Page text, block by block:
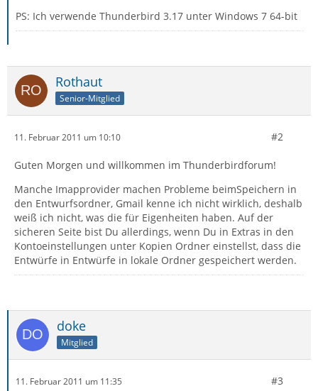
PS: Ich verwende Thunderbird 3.17 unter Windows 7 64-bit
Rothaut
Senior-Mitglied
11. Februar 2011 um 10:10 #2
Guten Morgen und willkommen im Thunderbirdforum!
Manche Imapprovider machen Probleme beimSpeichern in
den Entwurfsordner, Gmail kenne ich nicht wirklich, deshalb
weiß ich nicht, was die für Eigenheiten haben. Auf der
sicheren Seite bist Du allerdings, wenn Du in Extras in den
Kontoeinstellungen unter Kopien Ordner einstellst, dass die
Entwürfe in Entwürfe in lokale Ordner gespeichert werden.
doke
Mitglied
11. Februar 2011 um 11:35 #3